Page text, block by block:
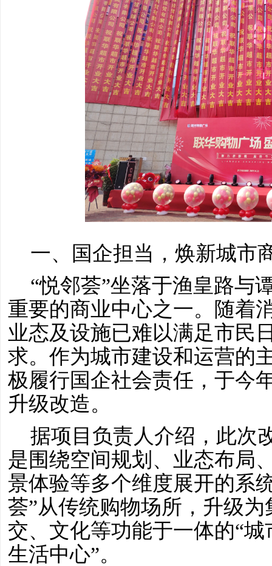
一、国企担当，焕新城市
“悦邻荟”坐落于渔皇路与
重要的商业中心之一。随着
业态及设施已难以满足市民
求。作为城市建设和运营的
极履行国企社会责任，于今
升级改造。
据项目负责人介绍，此次
是围绕空间规划、业态布局
景体验等多个维度展开的系
荟”从传统购物场所，升级
交、文化等功能于一体的“
生活中心”。